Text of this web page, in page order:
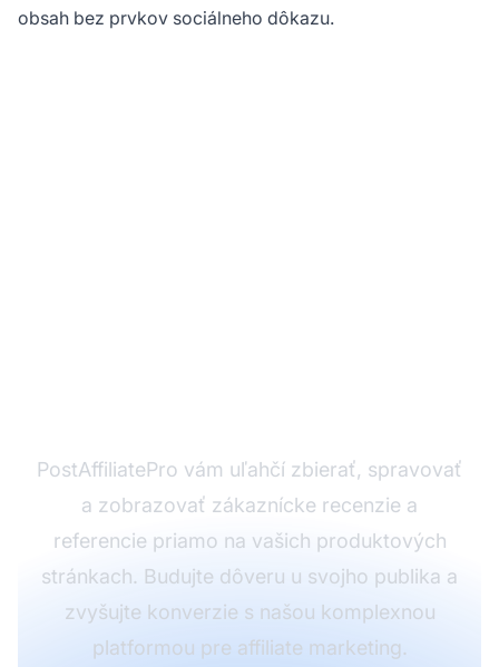
obsah bez prvkov sociálneho dôkazu.
PostAffiliatePro vám uľahčí zbierať, spravovať
a zobrazovať zákaznícke recenzie a
referencie priamo na vašich produktových
stránkach. Budujte dôveru u svojho publika a
zvyšujte konverzie s našou komplexnou
platformou pre affiliate marketing.